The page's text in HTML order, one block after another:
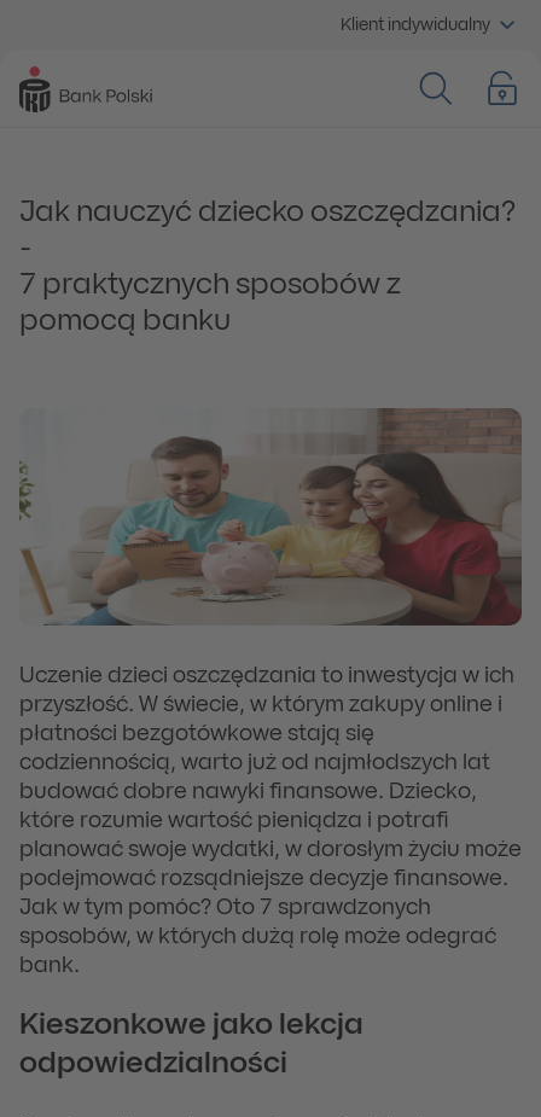
Klient indywidualny
Jak nauczyć dziecko oszczędzania?
-
7 praktycznych sposobów z
pomocą banku
Uczenie dzieci oszczędzania to inwestycja w ich
przyszłość. W świecie, w którym zakupy online i
płatności bezgotówkowe stają się
codziennością, warto już od najmłodszych lat
budować dobre nawyki finansowe. Dziecko,
które rozumie wartość pieniądza i potrafi
planować swoje wydatki, w dorosłym życiu może
podejmować rozsądniejsze decyzje finansowe.
Jak w tym pomóc? Oto 7 sprawdzonych
sposobów, w których dużą rolę może odegrać
bank.
Kieszonkowe jako lekcja
odpowiedzialności